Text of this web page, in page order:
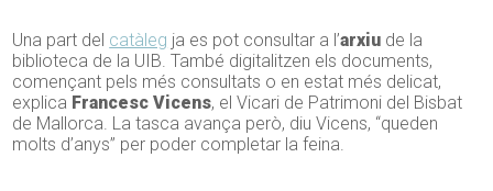
Una part del catàleg ja es pot consultar a l’arxiu de la
biblioteca de la UIB. També digitalitzen els documents,
començant pels més consultats o en estat més delicat,
explica Francesc Vicens, el Vicari de Patrimoni del Bisbat
de Mallorca. La tasca avança però, diu Vicens, “queden
molts d’anys” per poder completar la feina.